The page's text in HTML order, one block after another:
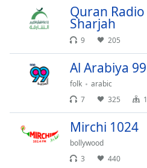
Descriptions
descriptions
selected
Subtitles
opens
subtitles
Quran
Sharjah
9 205
Al Arabiya 99
folk
arabic
7
325 1
Mirchi 1024
bollywood
3
440